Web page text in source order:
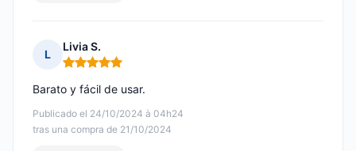
L
Livia S.
Nota: 5 de 5
Publicado el 24/10/2024 à 04h24
tras una compra de 21/10/2024
Barato y fácil de usar.